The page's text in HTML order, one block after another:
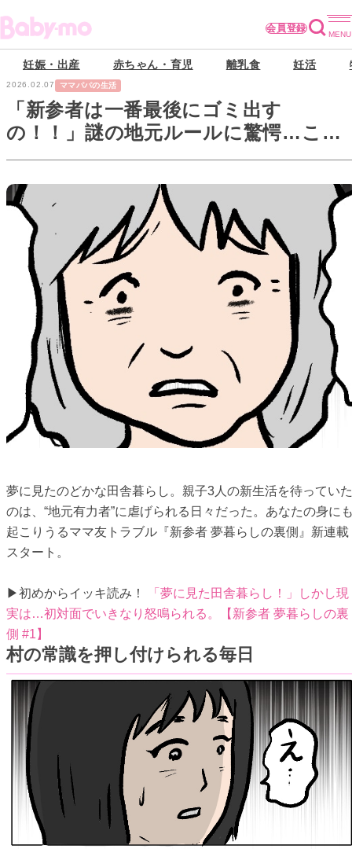
会員登録
妊娠・出産 赤ちゃん・育児 離乳食 妊活
2026.02.07 ママパパの生活
「新参者は一番最後にゴミ出す
の！！」謎の地元ルールに驚愕…こん
なのゼッタイにおかしい。【新参者 夢
夢に見たのどかな田舎暮らし。親子3人の新生活を待っていた
のは、“地元有力者”に虐げられる日々だった。あなたの身に
起こりうるママ友トラブル『新参者 夢暮らしの裏側』新連載
スタート。
▶初めからイッキ読み！
「夢に見た田舎暮らし！」しかし現
実は…初対面でいきなり怒鳴られる。【新参者 夢暮らしの裏
側 #1】
村の常識を押し付けられる毎日